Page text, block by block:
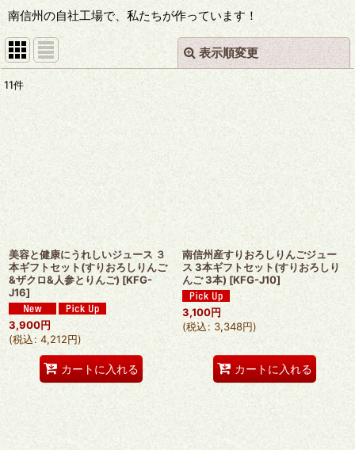
南信州の自社工場で、私たちが作っています！
表示順変更 閉じる
11件
美容と健康にうれしいジュース ３
本ギフトセット(すりおろしりんご
&ザクロ&人参とりんご) [KFG-
J16]
3,900円
(税込: 4,212円)
カートに入れる
南信州産すりおろしりんごジュー
ス 3本ギフトセット(すりおろしり
んご 3本) [KFG-J10]
3,100円
(税込: 3,348円)
カートに入れる